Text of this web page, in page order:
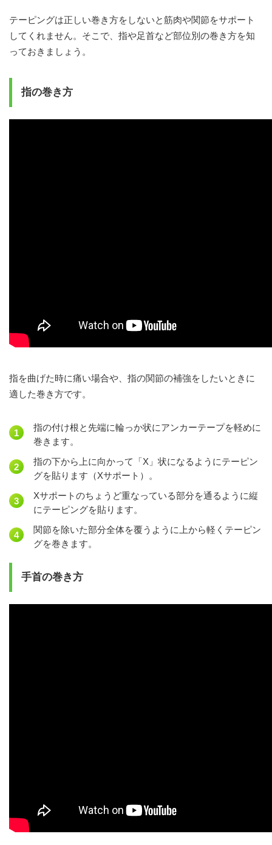
テーピングは正しい巻き方をしないと筋肉や関節をサポート
してくれません。そこで、指や足首など部位別の巻き方を知
っておきましょう。
指の巻き方
指を曲げた時に痛い場合や、指の関節の補強をしたいときに
適した巻き方です。
指の付け根と先端に輪っか状にアンカーテープを軽めに
巻きます。
指の下から上に向かって「X」状になるようにテーピン
グを貼ります（Xサポート）。
Xサポートのちょうど重なっている部分を通るように縦
にテーピングを貼ります。
関節を除いた部分全体を覆うように上から軽くテーピン
グを巻きます。
手首の巻き方